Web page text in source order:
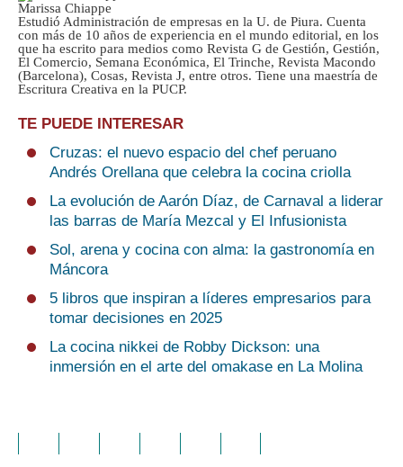
Marissa Chiappe
Estudió Administración de empresas en la U. de Piura. Cuenta
con más de 10 años de experiencia en el mundo editorial, en los
que ha escrito para medios como Revista G de Gestión, Gestión,
El Comercio, Semana Económica, El Trinche, Revista Macondo
(Barcelona), Cosas, Revista J, entre otros. Tiene una maestría de
Escritura Creativa en la PUCP.
TE PUEDE INTERESAR
Cruzas: el nuevo espacio del chef peruano
Andrés Orellana que celebra la cocina criolla
La evolución de Aarón Díaz, de Carnaval a liderar
las barras de María Mezcal y El Infusionista
Sol, arena y cocina con alma: la gastronomía en
Máncora
5 libros que inspiran a líderes empresarios para
tomar decisiones en 2025
La cocina nikkei de Robby Dickson: una
inmersión en el arte del omakase en La Molina